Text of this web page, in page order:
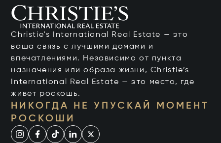
Christie's International Real Estate — это
ваша связь с лучшими домами и
впечатлениями. Независимо от пункта
назначения или образа жизни, Christie’s
International Real Estate — это место, где
живет роскошь.
НИКОГДА НЕ УПУСКАЙ МОМЕНТ
РОСКОШИ